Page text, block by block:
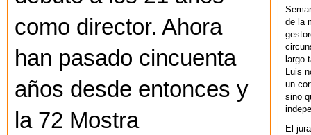
como director. Ahora
han pasado cincuenta
años desde entonces y
la 72 Mostra
de la
largo
Luis
un
sino
El